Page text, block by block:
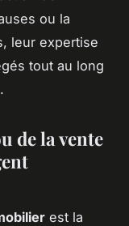
ou la
leur expertise
tout au long
de la vente
est la